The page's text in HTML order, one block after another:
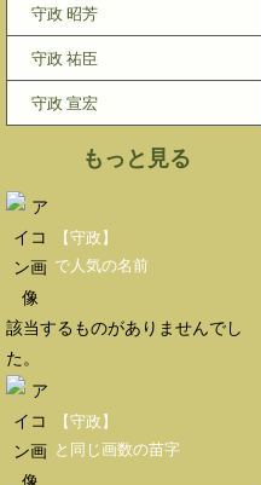
守政 昭芳
守政 祐臣
守政 宣宏
もっと見る
【守政】
で人気の名前
該当するものがありませんでし
た。
【守政】
と同じ画数の苗字